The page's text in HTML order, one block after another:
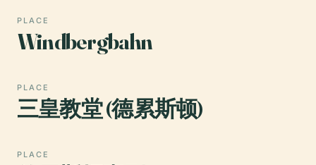
PLACE
Windbergbahn
PLACE
三皇教堂 (德累斯顿)
PLACE